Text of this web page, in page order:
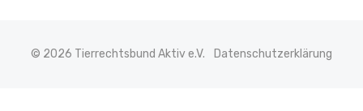
© 2026 Tierrechtsbund Aktiv e.V. Datenschutzerklärung